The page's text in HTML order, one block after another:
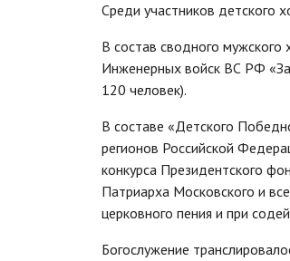
Среди участников детского
В состав сводного
Инженерных войск ВС РФ
120 человек).
В составе «Детского
регионов Российской
конкурса Президентского
Патриарха Московского и
церковного пения и при
Богослужение